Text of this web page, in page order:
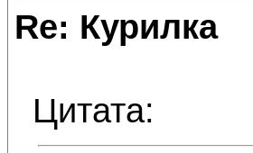
Re: Курилка
Цитата: